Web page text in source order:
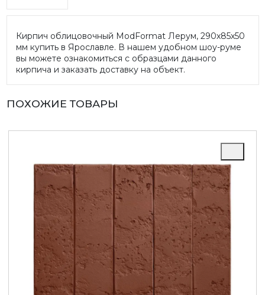
Кирпич облицовочный ModFormat Лерум, 290х85х50
мм купить в Ярославле. В нашем удобном шоу-руме
вы можете ознакомиться с образцами данного
кирпича и заказать доставку на объект.
ПОХОЖИЕ ТОВАРЫ